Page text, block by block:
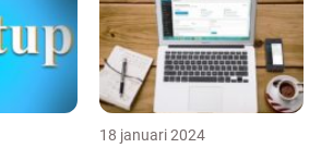
18 januari 2024